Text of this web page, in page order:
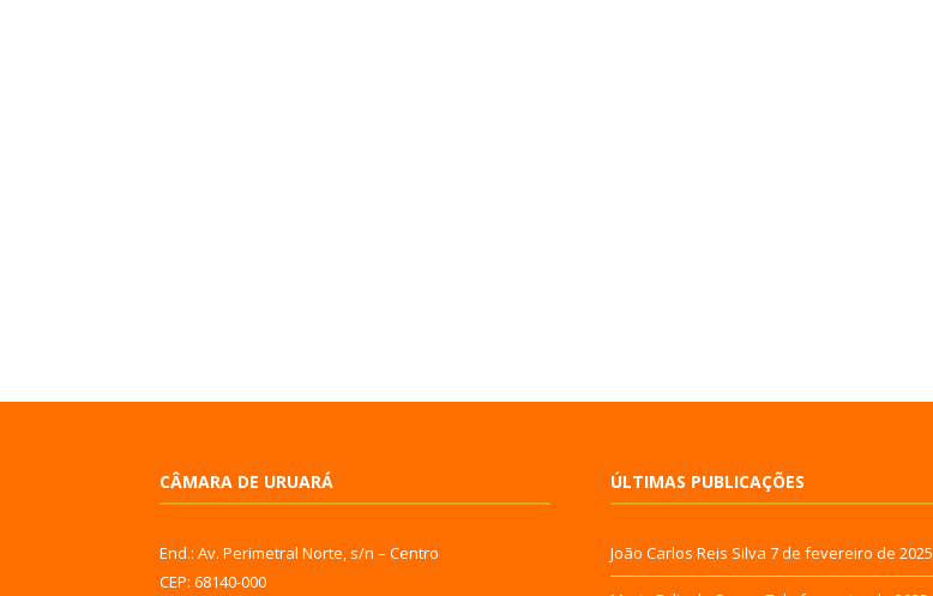
CÂMARA DE URUARÁ
End.: Av. Perimetral Norte, s/n – Centro
CEP: 68140-000
ÚLTIMAS PUBLICAÇÕES
João Carlos Reis Silva 7 de fevereiro de 2025